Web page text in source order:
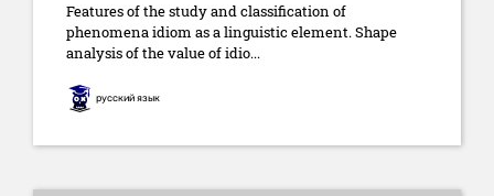
Features of the study and classification of
phenomena idiom as a linguistic element. Shape
analysis of the value of idio...
русский язык